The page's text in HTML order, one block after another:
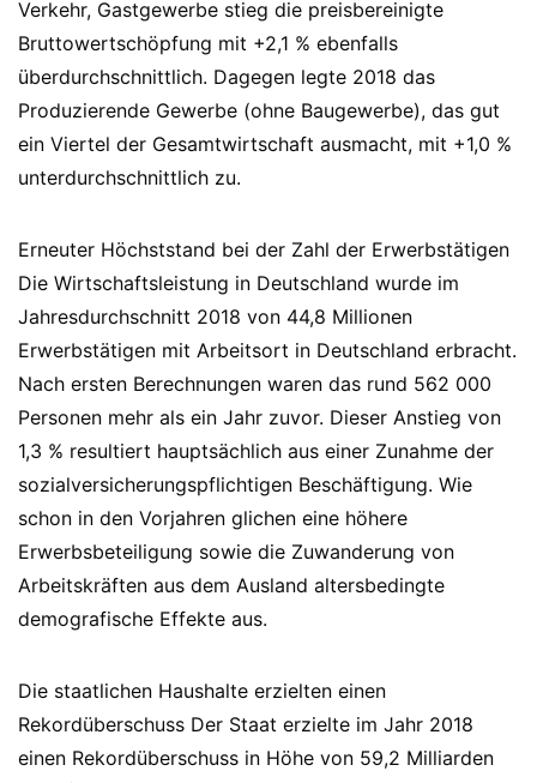
Verkehr, Gastgewerbe stieg die preisbereinigte
Bruttowertschöpfung mit +2,1 % ebenfalls
überdurchschnittlich. Dagegen legte 2018 das
Produzierende Gewerbe (ohne Baugewerbe), das gut
ein Viertel der Gesamtwirtschaft ausmacht, mit +1,0 %
unterdurchschnittlich zu.
Erneuter Höchststand bei der Zahl der Erwerbstätigen
Die Wirtschaftsleistung in Deutschland wurde im
Jahresdurchschnitt 2018 von 44,8 Millionen
Erwerbstätigen mit Arbeitsort in Deutschland erbracht.
Nach ersten Berechnungen waren das rund 562 000
Personen mehr als ein Jahr zuvor. Dieser Anstieg von
1,3 % resultiert hauptsächlich aus einer Zunahme der
sozialversicherungspflichtigen Beschäftigung. Wie
schon in den Vorjahren glichen eine höhere
Erwerbsbeteiligung sowie die Zuwanderung von
Arbeitskräften aus dem Ausland altersbedingte
demografische Effekte aus.
Die staatlichen Haushalte erzielten einen
Rekordüberschuss Der Staat erzielte im Jahr 2018
einen Rekordüberschuss in Höhe von 59,2 Milliarden